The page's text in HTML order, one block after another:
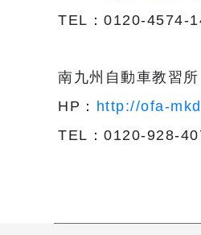
TEL：0120-4574-
南九州自動車教習所
HP： http://ofa-
TEL：0120-928-